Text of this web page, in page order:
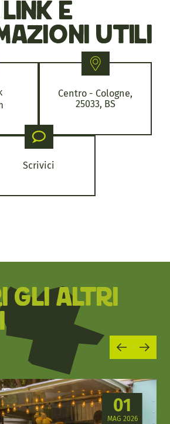
link e
utili
Centro - Cologne,
25033, BS
Scrivici
GLI ALTRI
01
MAG 2026